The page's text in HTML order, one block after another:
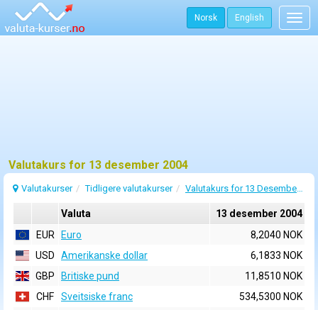
Norsk English
Valutakurs for 13 desember 2004
Valutakurser Tidligere valutakurser Valutakurs for 13 Desember 2004
Valuta
13 desember 2004
EUR
Euro
8,2040 NOK
USD
Amerikanske dollar
6,1833 NOK
GBP
Britiske pund
11,8510 NOK
CHF
Sveitsiske franc
534,5300 NOK